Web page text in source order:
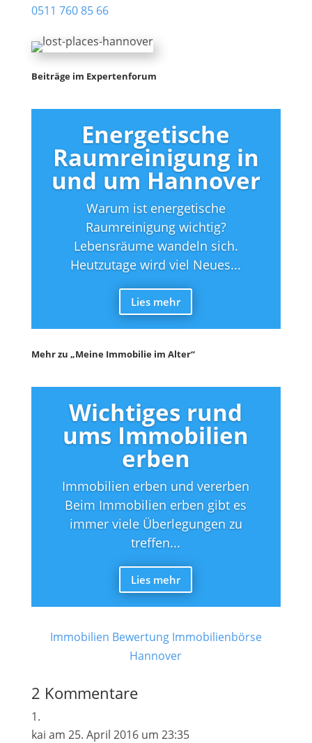
0511 760 85 66
Beiträge im Expertenforum
Energetische
Raumreinigung in
und um Hannover
Warum ist energetische
Raumreinigung wichtig?
Lebensräume wandeln sich.
Heutzutage wird viel Neues...
Lies mehr
Mehr zu „Meine Immobilie im Alter“
Wichtiges rund
ums Immobilien
erben
Immobilien erben und vererben
Beim Immobilien erben gibt es
immer viele Überlegungen zu
treffen...
Lies mehr
Immobilien Bewertung Immobilienbörse
Hannover
2 Kommentare
kai am 25. April 2016 um 23:35